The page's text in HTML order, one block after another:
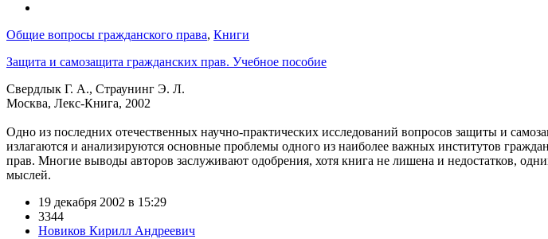
Общие вопросы гражданского права, Книги
Защита и самозащита гражданских прав. Учебное пособие
Свердлык Г. А., Страунинг Э. Л.
Москва, Лекс-Книга, 2002
Одно из последних отечественных научно-практических исследований вопросов защиты и
излагаются и анализируются основные проблемы одного из наиболее важных институтов
прав. Многие выводы авторов заслуживают одобрения, хотя книга не лишена и недостатков,
мыслей.
19 декабря 2002 в 15:29
3344
Новиков Кирилл Андреевич